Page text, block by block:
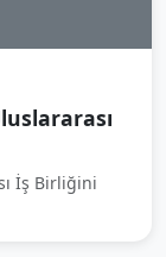
İş Birliğini